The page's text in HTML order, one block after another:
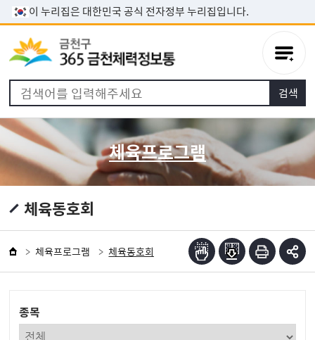
본문 바로가기
이 누리집은 대한민국 공식 전자정부 누리집입니다.
체육프로그램
체육동호회
체육프로그램 체육동호회
종목